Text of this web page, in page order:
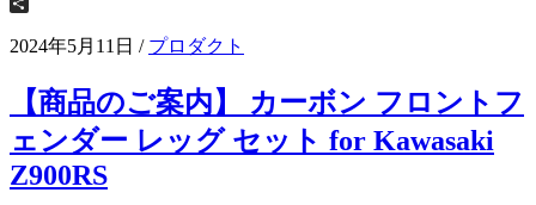
有
2024年5月11日 / プロダクト
【商品のご案内】 カーボン フロントフ
ェンダー レッグ セット for Kawasaki
Z900RS